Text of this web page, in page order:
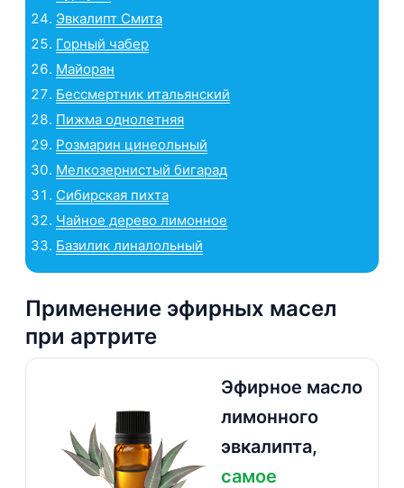
Эвкалипт Смита
Горный чабер
Майоран
Бессмертник итальянский
Пижма однолетняя
Розмарин цинеольный
Мелкозернистый бигарад
Сибирская пихта
Чайное дерево лимонное
Базилик линалольный
Применение эфирных масел
при артрите
Эфирное масло
лимонного
эвкалипта,
самое